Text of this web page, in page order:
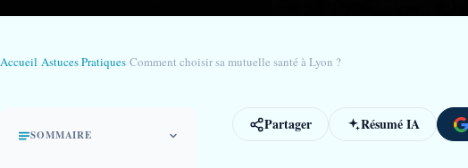
Accueil Astuces Pratiques Comment choisir sa mutuelle santé à Lyon ?
SOMMAIRE
Partager Résumé IA